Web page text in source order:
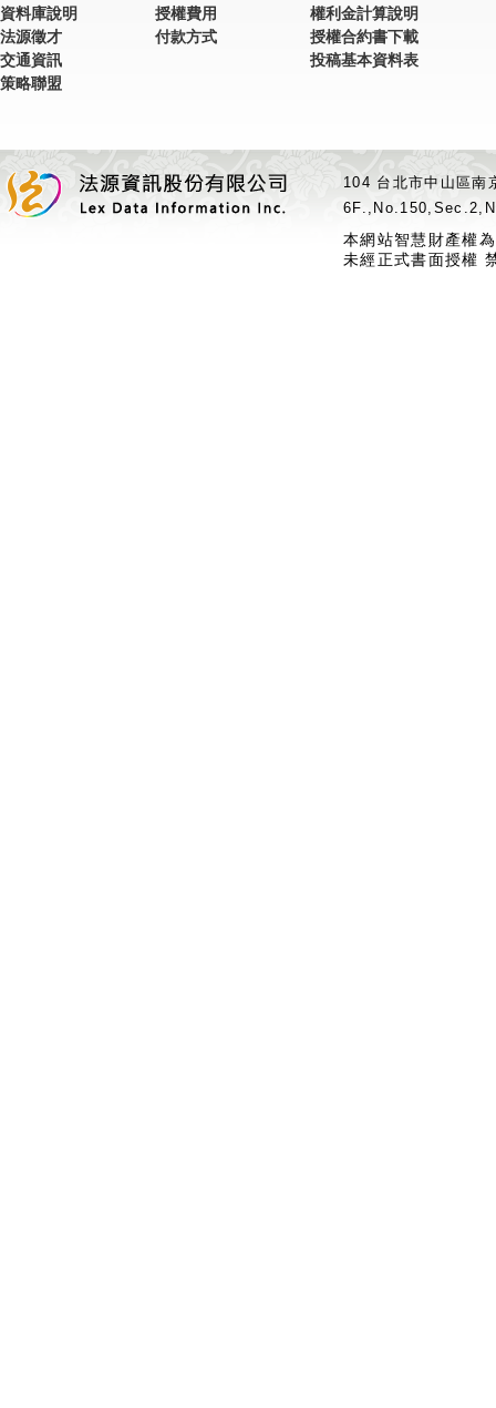
資料庫說明
法源徵才
交通資訊
策略聯盟
授權費用
付款方式
權利金計算說明
授權合約書下載
投稿基本資料表
104 台北市中山區
本網站智慧財產權
未經正式書面授權